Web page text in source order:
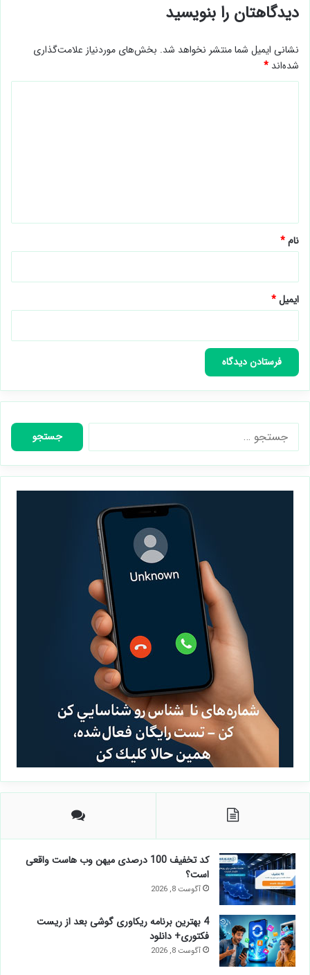
دیدگاهتان را بنویسید
نشانی ایمیل شما منتشر نخواهد شد. بخش‌های موردنیاز علامت‌گذاری
شده‌اند *
نام*
ایمیل*
جستجو
برای:
کد تخفیف 100 درصدی میهن وب هاست واقعی
است؟
آگوست 8, 2026
4 بهترین برنامه ریکاوری گوشی بعد از ریست
فکتوری+ دانلود
آگوست 8, 2026